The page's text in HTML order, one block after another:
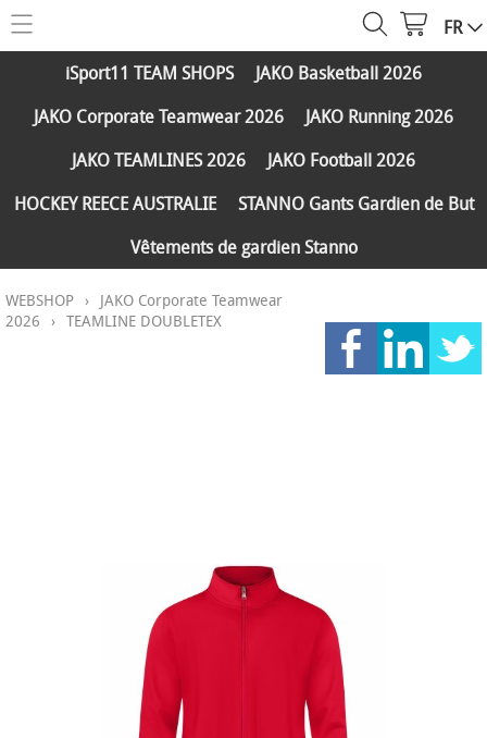
HOME
WEBSHOP
JAKO Running 2026
JAKO TEAMLINES 2026
PARTENAIRES
Réductions
CONTACT
FR
iSport11 TEAM SHOPS
JAKO Basketball 2026
JAKO Corporate Teamwear 2026
JAKO Running 2026
JAKO TEAMLINES 2026
JAKO Football 2026
HOCKEY REECE AUSTRALIE
STANNO Gants Gardien de But
Vêtements de gardien Stanno
WEBSHOP › JAKO Corporate Teamwear
2026 › TEAMLINE DOUBLETEX